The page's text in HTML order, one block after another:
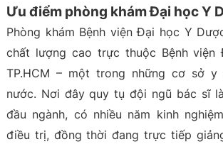
Ưu điểm phòng khám Đại học Y
Phòng khám Bệnh viện Đại học Y
chất lượng cao trực thuộc Bệnh viện
TP.HCM – một trong những cơ sở
nước. Nơi đây quy tụ đội ngũ bác sĩ
đầu ngành, có nhiều năm kinh
điều trị, đồng thời đang trực tiếp